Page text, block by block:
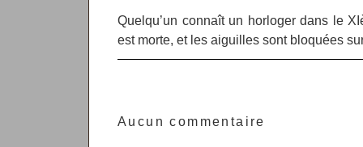
Quelqu’un connaît un horloger dans le
est morte, et les aiguilles sont bloquées
Aucun commentaire